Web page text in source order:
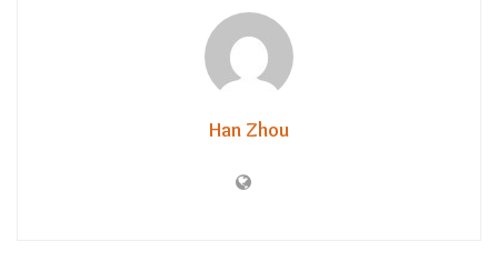
Han Zhou